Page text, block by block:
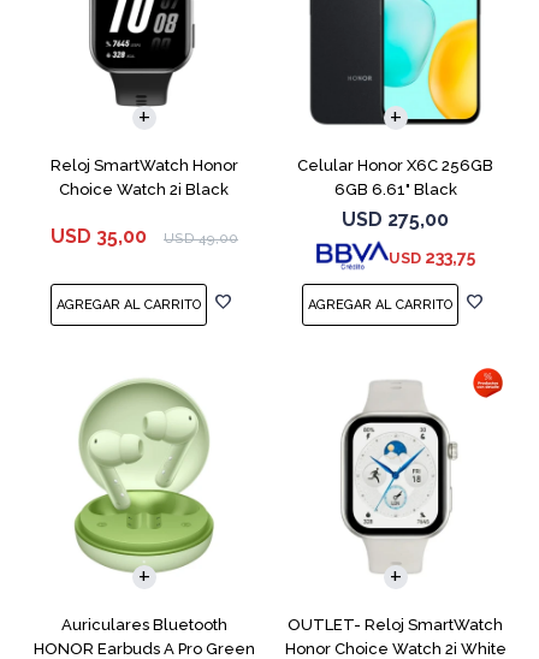
Reloj SmartWatch Honor
Choice Watch 2i Black
USD 35,00 USD 49,00
Celular Honor X6C 256GB
6GB 6.61" Black
USD 275,00
USD 233,75
COMPARAR
Auriculares Bluetooth
HONOR Earbuds A Pro Green
OUTLET- Reloj SmartWatch
Honor Choice Watch 2i White